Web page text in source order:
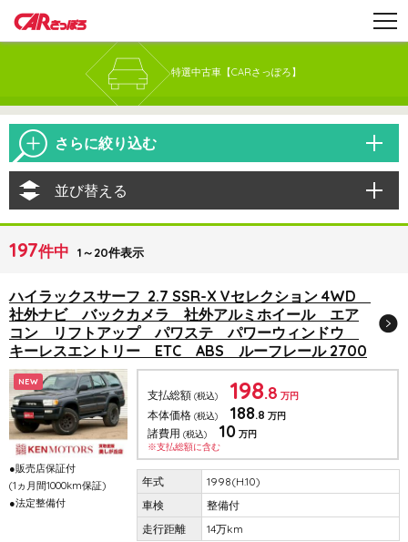
特選中古車【CARさっぽろ】
さらに絞り込む
並び替える
197件中 1～20件表示
ハイラックスサーフ 2.7 SSR-X Vセレクション 4WD
社外ナビ バックカメラ 社外アルミホイール エア
コン リフトアップ パワステ パワーウィンドウ
キーレスエントリー ETC ABS ルーフレール 2700
NEW
●販売店保証付
(1ヵ月間1000km保証)
●法定整備付
支払総額 (税込) 198.8 万円
本体価格 (税込) 188.8 万円
諸費用 (税込) 10 万円
※支払総額に含む
1998(H.10)
整備付
14万km